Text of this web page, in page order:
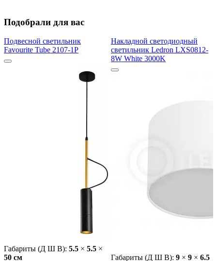
Подобрали для вас
Подвесной светильник
Favourite Tube 2107-1P
Габариты (Д Ш В): 5.5 × 5.5 ×
50 cм
Накладной светодиодный
светильник Ledron LXS0812-
8W White 3000K
Габариты (Д Ш В): 9 × 9 × 6.5